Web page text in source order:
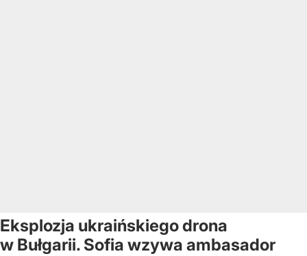
Eksplozja ukraińskiego drona
w Bułgarii. Sofia wzywa ambasador